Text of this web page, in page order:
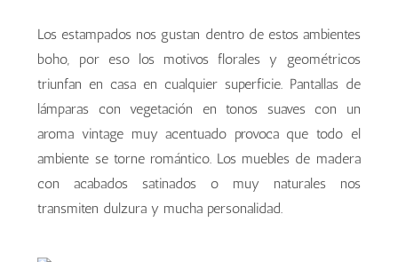
Los estampados nos gustan dentro de estos ambientes
boho, por eso los motivos florales y geométricos
triunfan en casa en cualquier superficie. Pantallas de
lámparas con vegetación en tonos suaves con un
aroma vintage muy acentuado provoca que todo el
ambiente se torne romántico. Los muebles de madera
con acabados satinados o muy naturales nos
transmiten dulzura y mucha personalidad.